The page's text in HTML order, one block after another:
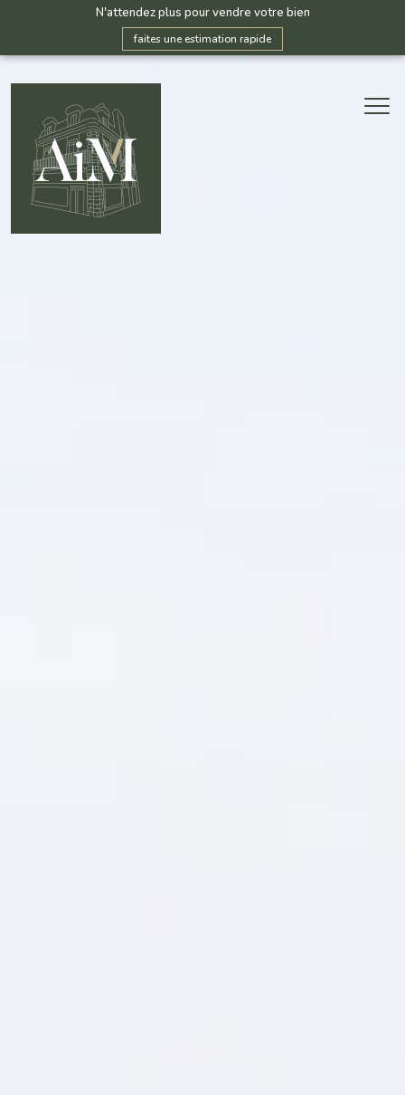
N'attendez plus pour vendre votre bien
faites une estimation rapide